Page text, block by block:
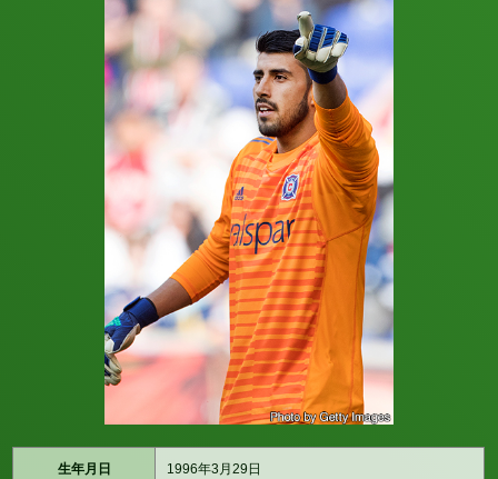
生年月日 1996年3月29日